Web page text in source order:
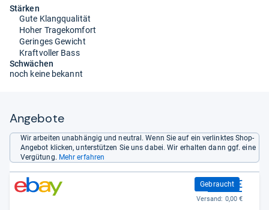
Stärken
Gute Klangqualität
Hoher Tragekomfort
Geringes Gewicht
Kraftvoller Bass
Schwächen
noch keine bekannt
Angebote
Wir arbeiten unabhängig und neutral. Wenn Sie auf ein verlinktes Shop-
Angebot klicken, unterstützen Sie uns dabei. Wir erhalten dann ggf. eine
Vergütung. Mehr erfahren
Gebraucht
21,15 €
Versand: 0,00 €